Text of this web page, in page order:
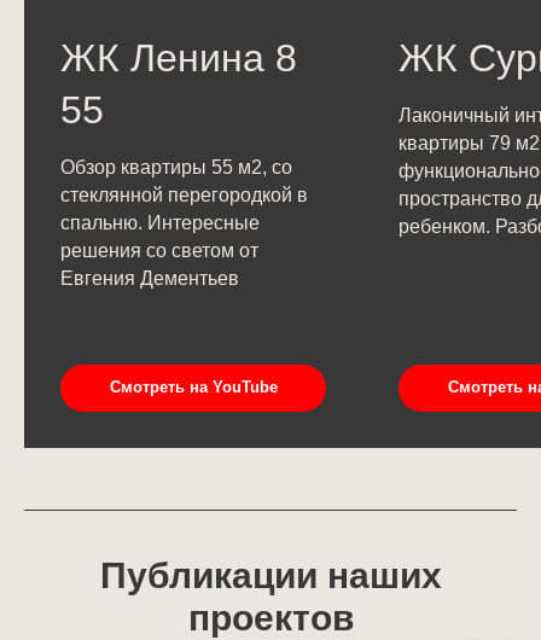
ЖК Ленина 8
55
Обзор квартиры 55 м2, со
стеклянной перегородкой в
спальню. Интересные
решения со светом от
Евгения Дементьев
Смотреть на YouTube
ЖК
Лаконичный
квартиры 79
пространство
ребенком.
Смотреть
Публикации наших
проектов